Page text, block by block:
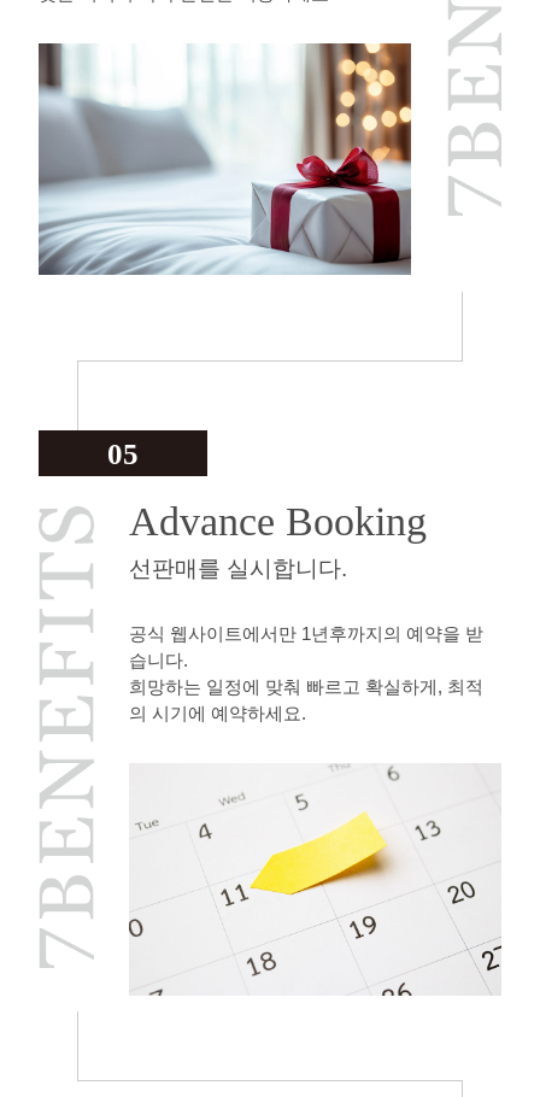
05
Advance Booking
선판매를 실시합니다.
공식 웹사이트에서만 1년후까지의 예약을 받
습니다.
희망하는 일정에 맞춰 빠르고 확실하게, 최적
의 시기에 예약하세요.